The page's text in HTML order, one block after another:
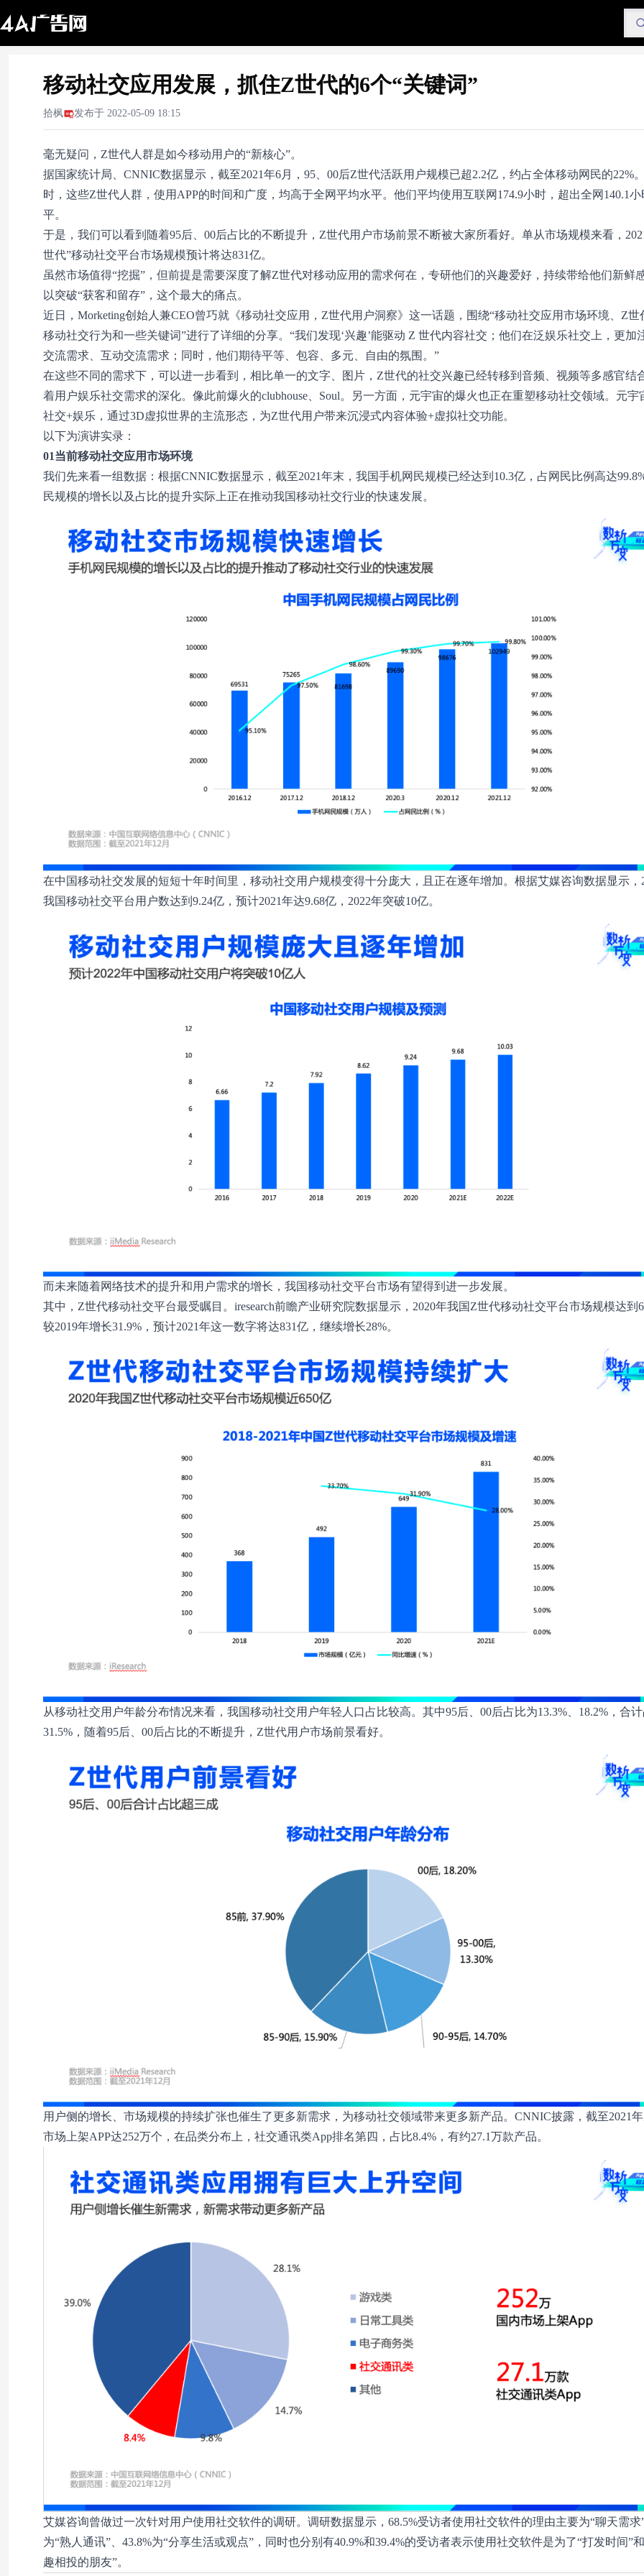
移动社交应用发展，抓住Z世代的6个“关键词”
拾枫 发布于 2022-05-09 18:15
毫无疑问，Z世代人群是如今移动用户的“新核心”。
据国家统计局、CNNIC数据显示，截至2021年6月，95、00后Z世代活跃用户规模已超2.2亿，约占全体移动网民的22%
时，这些Z世代人群，使用APP的时间和广度，均高于全网平均水平。他们平均使用互联网174.9小时，超出全网140.1
平。
于是，我们可以看到随着95后、00后占比的不断提升，Z世代用户市场前景不断被大家所看好。单从市场规模来看，
世代”移动社交平台市场规模预计将达831亿。
虽然市场值得“挖掘”，但前提是需要深度了解Z世代对移动应用的需求何在，专研他们的兴趣爱好，持续带给他们新鲜
以突破“获客和留存”，这个最大的痛点。
近日，Morketing创始人兼CEO曾巧就《移动社交应用，Z世代用户洞察》这一话题，围绕“移动社交应用市场环境、Z世
移动社交行为和一些关键词”进行了详细的分享。“我们发现‘兴趣’能驱动 Z 世代内容社交；他们在泛娱乐社交上，更加
交流需求、互动交流需求；同时，他们期待平等、包容、多元、自由的氛围。”
在这些不同的需求下，可以进一步看到，相比单一的文字、图片，Z世代的社交兴趣已经转移到音频、视频等多感官结
着用户娱乐社交需求的深化。像此前爆火的clubhouse、Soul。另一方面，元宇宙的爆火也正在重塑移动社交领域。元宇
社交+娱乐，通过3D虚拟世界的主流形态，为Z世代用户带来沉浸式内容体验+虚拟社交功能。
以下为演讲实录：
01当前移动社交应用市场环境
我们先来看一组数据：根据CNNIC数据显示，截至2021年末，我国手机网民规模已经达到10.3亿，占网民比例高达
民规模的增长以及占比的提升实际上正在推动我国移动社交行业的快速发展。
在中国移动社交发展的短短十年时间里，移动社交用户规模变得十分庞大，且正在逐年增加。根据艾媒咨询数据显示，
我国移动社交平台用户数达到9.24亿，预计2021年达9.68亿，2022年突破10亿。
而未来随着网络技术的提升和用户需求的增长，我国移动社交平台市场有望得到进一步发展。
其中，Z世代移动社交平台最受瞩目。iresearch前瞻产业研究院数据显示，2020年我国Z世代移动社交平台市场规模达到
较2019年增长31.9%，预计2021年这一数字将达831亿，继续增长28%。
从移动社交用户年龄分布情况来看，我国移动社交用户年轻人口占比较高。其中95后、00后占比为13.3%、18.2%，合
31.5%，随着95后、00后占比的不断提升，Z世代用户市场前景看好。
用户侧的增长、市场规模的持续扩张也催生了更多新需求，为移动社交领域带来更多新产品。CNNIC披露，截至2021
市场上架APP达252万个，在品类分布上，社交通讯类App排名第四，占比8.4%，有约27.1万款产品。
艾媒咨询曾做过一次针对用户使用社交软件的调研。调研数据显示，68.5%受访者使用社交软件的理由主要为“聊天需求
为“熟人通讯”、43.8%为“分享生活或观点”，同时也分别有40.9%和39.4%的受访者表示使用社交软件是为了“打发时间”
趣相投的朋友”。